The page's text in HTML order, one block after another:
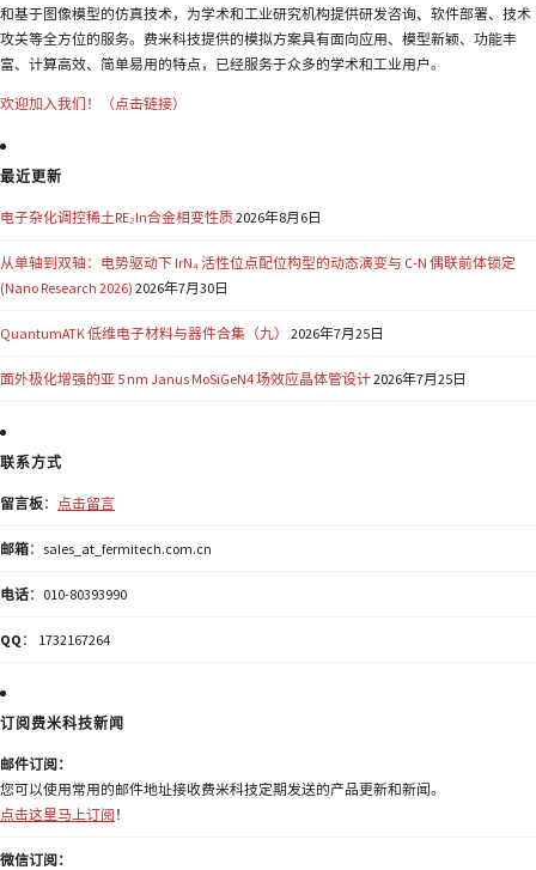
和基于图像模型的仿真技术，为学术和工业研究机构提供研发咨询、软件部署、技术
攻关等全方位的服务。费米科技提供的模拟方案具有面向应用、模型新颖、功能丰
富、计算高效、简单易用的特点，已经服务于众多的学术和工业用户。
欢迎加入我们！（点击链接）
最近更新
电子杂化调控稀土RE₂In合金相变性质2026年8月6日
从单轴到双轴：电势驱动下 IrN₄ 活性位点配位构型的动态演变与 C-N 偶联前体锁定
(Nano Research 2026) 2026年7月30日
QuantumATK 低维电子材料与器件合集（九） 2026年7月25日
面外极化增强的亚 5 nm Janus MoSiGeN4 场效应晶体管设计2026年7月25日
联系方式
留言板： 点击留言
邮箱：sales_at_fermitech.com.cn
电话：010-80393990
QQ ： 1732167264
订阅费米科技新闻
邮件订阅：
您可以使用常用的邮件地址接收费米科技定期发送的产品更新和新闻。
点击这里马上订阅 ！
微信订阅：